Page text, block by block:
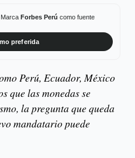
Forbes Perú como fuente
preferida
Perú, Ecuador, México
que las monedas se
la pregunta que queda
mandatario puede